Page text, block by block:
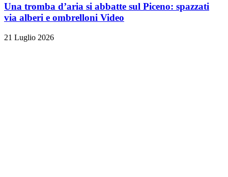
Una tromba d’aria si abbatte sul Piceno: spazzati
via alberi e ombrelloni Video
21 Luglio 2026